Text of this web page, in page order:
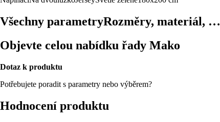
Všechny parametryRozměry, materiál, …
Objevte celou nabídku řady Mako
Dotaz k produktu
Potřebujete poradit s parametry nebo výběrem?
Hodnocení produktu